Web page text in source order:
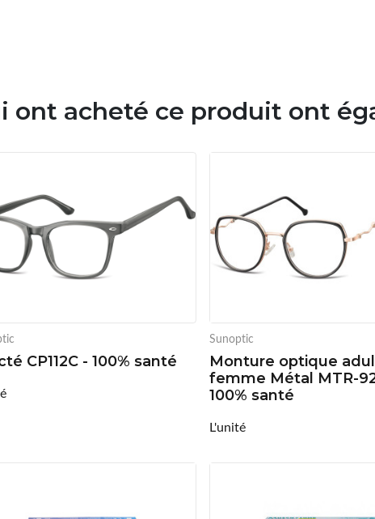
ont acheté ce produit ont
CP112C - 100% santé
Sunoptic
Monture optique
femme Métal MTR-
100% santé
L'unité